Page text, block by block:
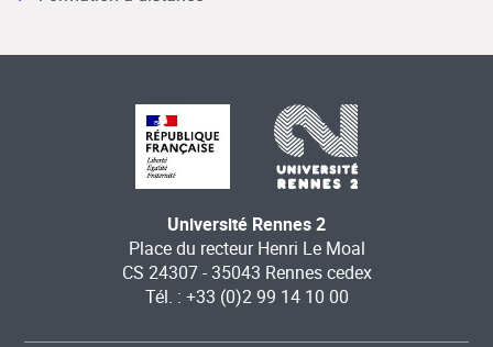
Université Rennes 2
Place du recteur Henri Le Moal
CS 24307 - 35043 Rennes cedex
Tél. : +33 (0)2 99 14 10 00